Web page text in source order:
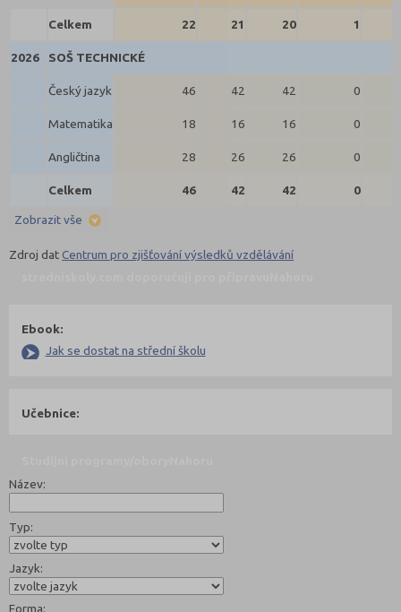
Celkem 22 21 20 1
2026 SOŠ TECHNICKÉ
Český jazyk 46 42 42 0
Matematika 18 16 16 0
Angličtina 28 26 26 0
Celkem 46 42 42 0
Zobrazit vše
Zdroj datCentrum pro zjišťování výsledků vzdělávání
Ebook:
Jak se dostat na střední školu
Učebnice:
Název:
Typ:
Jazyk:
Forma: